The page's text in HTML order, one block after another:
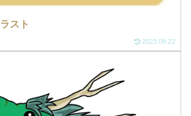
スト
2023.09.22